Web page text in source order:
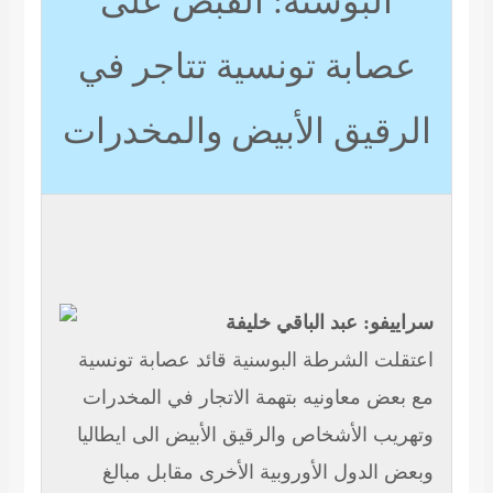
تونسية تتاجر في
الأبيض والمخدرات
عبد الباقي خليفة
الشرطة البوسنية قائد عصابة تونسية
معاونيه بتهمة الاتجار في المخدرات
الأشخاص والرقيق الأبيض الى ايطاليا
الدول الأوروبية الأخرى مقابل مبالغ